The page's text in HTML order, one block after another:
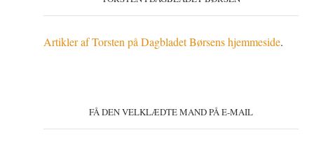
Artikler af Torsten på Dagbladet Børsens hjemmeside.
FÅ DEN VELKLÆDTE MAND PÅ E-MAIL